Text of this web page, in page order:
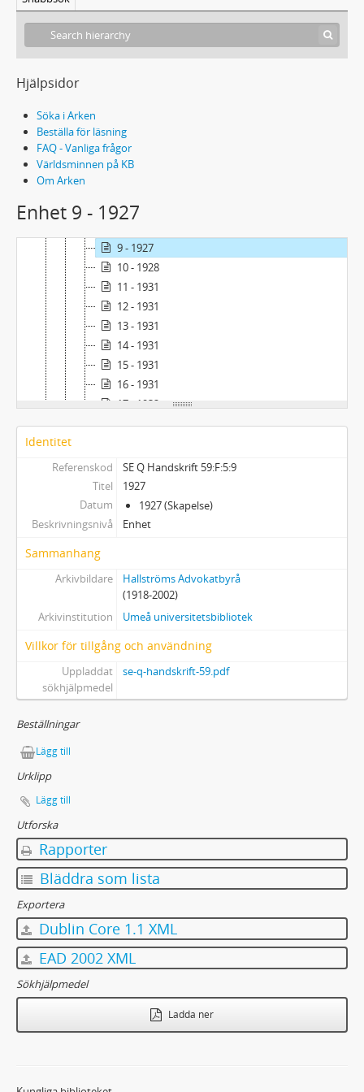
Hjälpsidor
Söka i Arken
Beställa för läsning
FAQ - Vanliga frågor
Världsminnen på KB
Om Arken
Enhet 9 - 1927
2 - Akter (A-serien) 1932-1949
3 - Akter (B-serien) 1949-1974
3 - 1919
4 - 1919
5 - 1919
7 - 1921
9 - 1927
10 - 1928
11 - 1931
12 - 1931
13 - 1931
14 - 1931
15 - 1931
16 - 1931
17 - 1932
18 - 1932
20 - 1935
21 - 1937
22 - 1937
23 - 1937
26 - 1937
27 - 1938-1939
28 - 1942
30 - 1942
31 - 1942
32 - 1944-1946
41 - 1949
42 - 1949
44 - 1950
45 - 1951-1953
46 - 1952
48 - 1952
49 - 1952
Identitet
Referenskod
SE Q Handskrift 59:F:5:9
Titel
1927
Datum
1927 (Skapelse)
Beskrivningsnivå
Enhet
Sammanhang
Arkivbildare
Hallströms Advokatbyrå
(1918-2002)
Arkivinstitution
Umeå universitetsbibliotek
Villkor för tillgång och användning
Uppladdat
sökhjälpmedel
se-q-handskrift-59.pdf
Beställningar
Lägg till
Urklipp
Lägg till
Utforska
Rapporter
Bläddra som lista
Exportera
Dublin Core 1.1 XML
EAD 2002 XML
Sökhjälpmedel
Ladda ner